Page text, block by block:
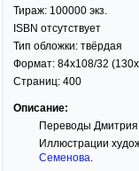
Тираж: 100000 экз.
ISBN отсутствует
Тип обложки: твёрдая
Формат: 84x108/32
Страниц: 400
Описание:
Переводы
Иллюстрации
Семенова.